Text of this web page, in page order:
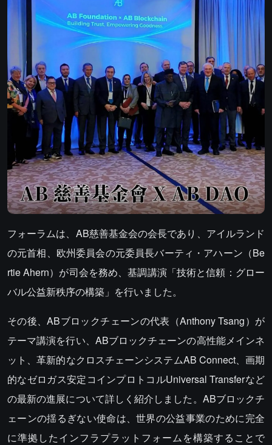
フォーラムは、AB慈善基金会の会長であり、アイルランド
の元首相、欧州委員会の元委員長バーティ・アハーン（Be
rtie Ahern）が司会を務め、基調講演「技術と信頼：グロー
バル公益新秩序の構築」を行いました。
その後、ABブロックチェーンの代表（Anthony Tsang）が
テーマ講演を行い、ABブロックチェーンの高性能メインネ
ット、革新的なクロスチェーンシステムAB Connect、画期
的なゼロガス安定コインプロトコルUniversal Transferなど
の最新の進展について詳しく紹介しました。ABブロックチ
ェーンの揺るぎない使命は、世界の公益事業のために完全
に準拠したインフラプラットフォームを構築することで